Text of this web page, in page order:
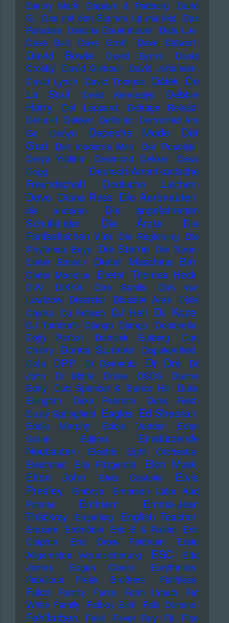
Danny Mark
Dapayk & Padberg
Dario
G. Das mit den Blumen tut mir leid Das
Paradies Dascha Dauenhauer Data Luv
Dave Ball
Dave Grohl Dave Stewart
David Bowie David Byrne
David
Crosby David Gilmour David Johansen
David Lynch David Thomas Dälek De
La Soul
Dead Kennedys
Debbie
Harry
Def Leppard
Defrage Reload
Defunkt Dekker Delfonic Demented Are
Go
Denyo Depeche Mode
Der
Graf
Der moderne Man
Der Popolski
Derya Yildirim
Desmond Dekker
Deso
Dogg
Deutsch-Amerikanische
Freundschaft
Deutsche Laichen
Devo Diana Ross Die Aeronauten
die anderen
Die angefahrenen
Schulkinder
Die Ärzte
Die
Fantastischen Vier Die Regierung Die
Rhythmus Boys Die Sterne Die Türen
Dieter Bohlen
Dieter Maschine Birr
Dieter Moebius Dieter Thomas Heck
DiIV DIKKA Dire Straits
Dirk von
Lowtzow
Disarstar Disaster Area
Dixie
Chicks DJ Fetisch DJ Hell DJ Koze
DJ Tomcraft Django Django
Doctorella
Dolly Parton
Dominik Eulberg
Don
Cherry Donna Summer Dopplereffekt
Dota
DPP Dr Demento Dr Dre
Dr
John
Dr Motte Drake DSDS
Duane
Eddy
Dub Spencer & Trance Hill
Duke
Ellington
Duke Pearson
Duke Reid
Dusty Springfield Eagles Ed Sheeran
Eddie Murphy Eddie Vedder
Eden
Golan
Editors
Einstürzende
Neubauten
Electric Light Orchestra
Electronic
Ella Fitzgerald Elon Musk
Elton John Elvis Costello
Elvis
Presley
Embryo
Emerson Lake And
Palmer
Eminem
Emma-Jean
Thackray
Engerling English Teacher
Erasure Erdmöbel Eric B & Rakim Eric
Clapton
Eric Drew Feldman
Erste
Allgemeine Verunsicherung
ESC
Etta
James
Eugen Cicero
Eurythmics
Fabulous Freak Brothers
Faithless
Falco Family Farce Farin Urlaub
Fat
White Family Fatboy Slim Fats Domino
Fehlfarben Feist Fever Ray Fil
Fine